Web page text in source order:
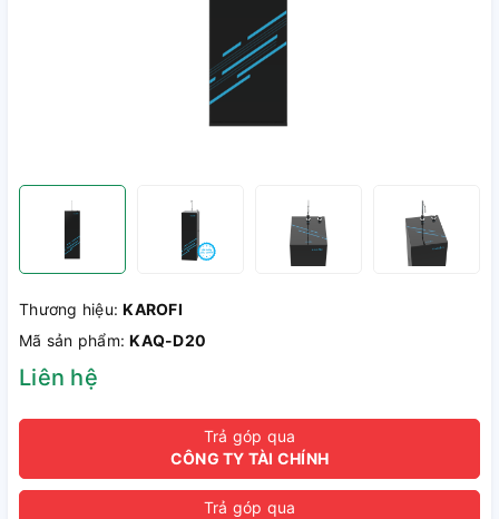
Thương hiệu:KAROFI
Mã sản phẩm:KAQ-D20
Liên hệ
Trả góp qua
CÔNG TY TÀI CHÍNH
Trả góp qua